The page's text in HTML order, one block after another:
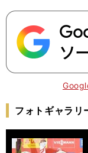
フォトギャラリ